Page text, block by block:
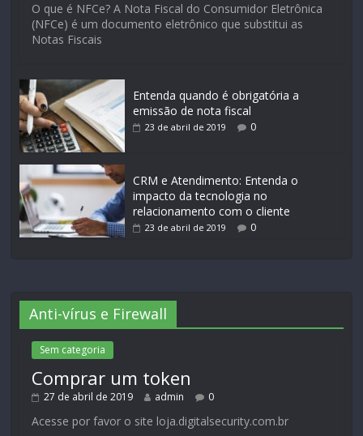
O que é NFCe? A Nota Fiscal do Consumidor Eletrônica
(NFCe) é um documento eletrônico que substitui as
Notas Fiscais
Entenda quando é obrigatória a
emissão de nota fiscal
23 de abril de 2019 0
CRM e Atendimento: Entenda o
impacto da tecnologia no
relacionamento com o cliente
23 de abril de 2019 0
Anti-vírus e Firewall
Sem categoria
Comprar um token
27 de abril de 2019 admin 0
Acesse por favor o site loja.digitalsecurity.com.br